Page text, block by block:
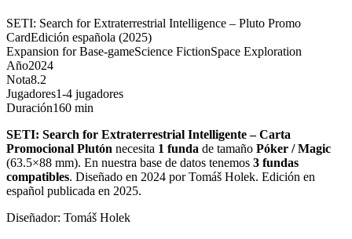
SETI: Search for Extraterrestrial Intelligence – Pluto Promo
CardEdición española (2025)
Expansion for Base-gameScience FictionSpace Exploration
Año2024
Nota8.2
Jugadores1-4 jugadores
Duración160 min
SETI: Search for Extraterrestrial Intelligente – Carta
Promocional Plutón necesita 1 funda de tamaño Póker / Magic
(63.5×88 mm). En nuestra base de datos tenemos 3 fundas
compatibles. Diseñado en 2024 por Tomáš Holek. Edición en
español publicada en 2025.
Diseñador: Tomáš Holek